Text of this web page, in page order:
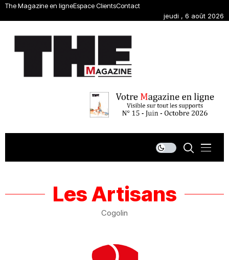
The Magazine en ligneEspace ClientsContact
jeudi , 6 août 2026
Les Artisans
Cogolin